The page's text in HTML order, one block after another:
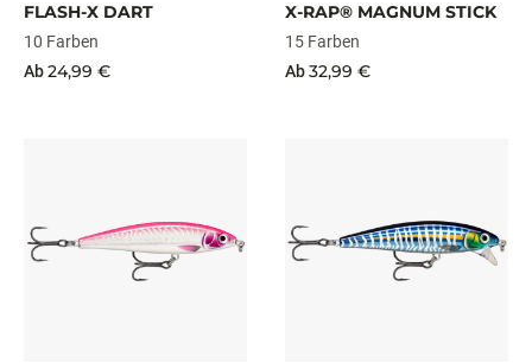
FLASH-X DART
10 Farben
Ab24,99 €
X-RAP® MAGNUM STICK
15 Farben
Ab32,99 €